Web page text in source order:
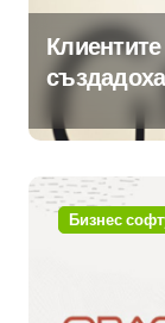
с
изкуствен
Бизнес